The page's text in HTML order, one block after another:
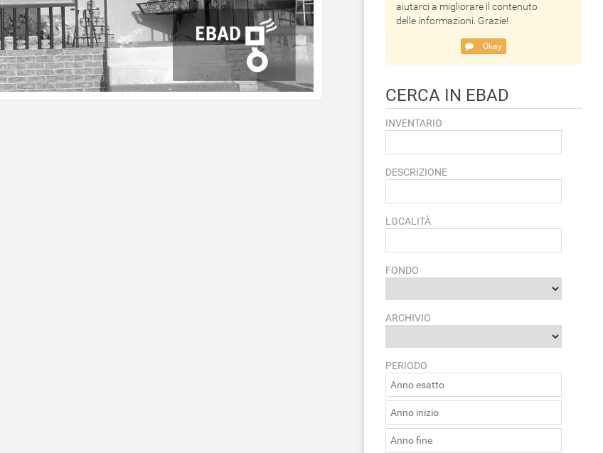
aiutarci a migliorare il contenuto
delle informazioni. Grazie!
Okay
CERCA IN EBAD
INVENTARIO
DESCRIZIONE
LOCALITÀ
FONDO
ARCHIVIO
PERIODO